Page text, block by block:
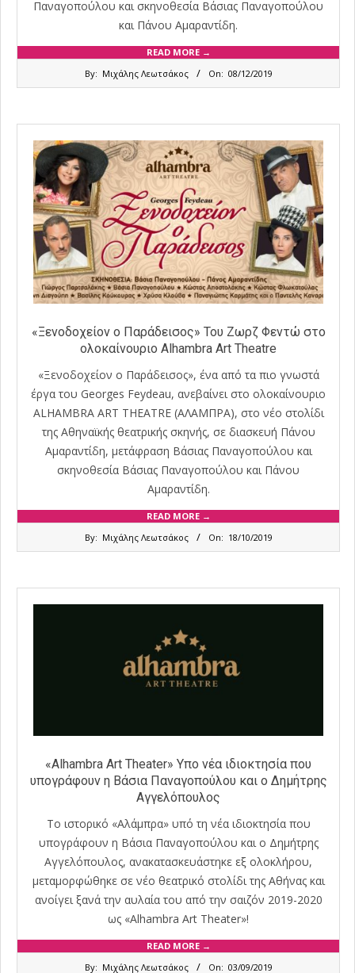
Παναγοπούλου και σκηνοθεσία Βάσιας Παναγοπούλου
και Πάνου Αμαραντίδη.
READ MORE →
By: Μιχάλης Λεωτσάκος On: 08/12/2019
«Ξενοδοχείον ο Παράδεισος» Του Ζωρζ Φεντώ στο
ολοκαίνουριο Alhambra Art Theatre
«Ξενοδοχείον ο Παράδεισος», ένα από τα πιο γνωστά
έργα του Georges Feydeau, ανεβαίνει στο ολοκαίνουριο
ALHAMBRA ART THEATRE (ΑΛΑΜΠΡΑ), στο νέο στολίδι
της Αθηναϊκής θεατρικής σκηνής, σε διασκευή Πάνου
Αμαραντίδη, μετάφραση Βάσιας Παναγοπούλου και
σκηνοθεσία Βάσιας Παναγοπούλου και Πάνου
Αμαραντίδη.
READ MORE →
By: Μιχάλης Λεωτσάκος On: 18/10/2019
«Alhambra Art Theater» Υπο νέα ιδιοκτησία που
υπογράφουν η Βάσια Παναγοπούλου και ο Δημήτρης
Αγγελόπουλος
Το ιστορικό «Αλάμπρα» υπό τη νέα ιδιοκτησία που
υπογράφουν η Βάσια Παναγοπούλου και ο Δημήτρης
Αγγελόπουλος, ανακατασκευάστηκε εξ ολοκλήρου,
μεταμορφώθηκε σε νέο θεατρικό στολίδι της Αθήνας και
ανοίγει ξανά την αυλαία του από την σαιζόν 2019-2020
ως «Alhambra Art Theater»!
READ MORE →
By: Μιχάλης Λεωτσάκος On: 03/09/2019